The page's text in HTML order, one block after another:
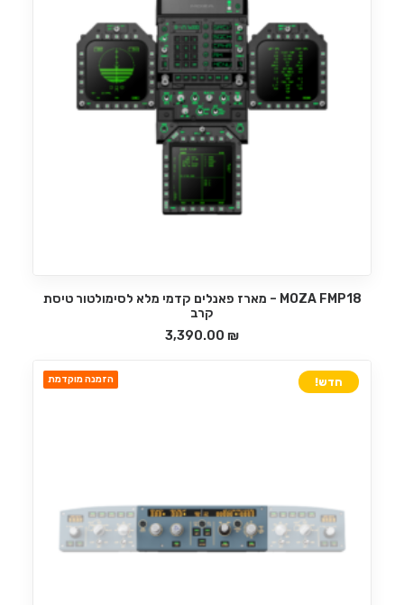
הוספה לסל
MOZA FMP18 – מארז פאנלים קדמי מלא לסימולטור טיסת
קרב
3,390.00 ₪
הזמנה מוקדמת חדש!